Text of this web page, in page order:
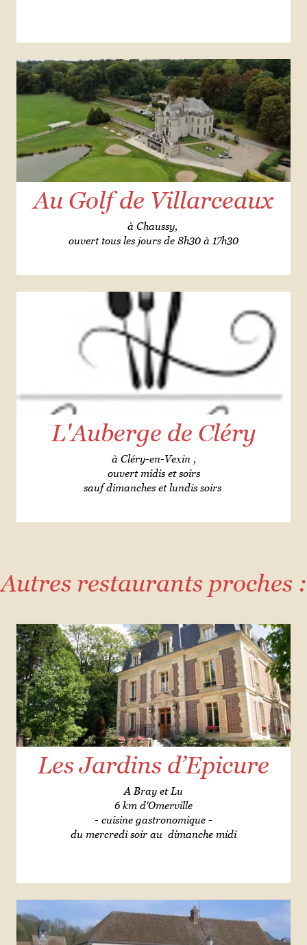
Au Golf de Villarceaux
à Chaussy,
ouvert tous les jours de 8h30 à 17h30
L'Auberge de Cléry
à Cléry-en-Vexin ,
ouvert midis et soirs
sauf dimanches et lundis soirs
Autres restaurants proches :
Les Jardins d’Epicure
A Bray et Lu
6 km d'Omerville
- cuisine gastronomique -
du mercredi soir au dimanche midi